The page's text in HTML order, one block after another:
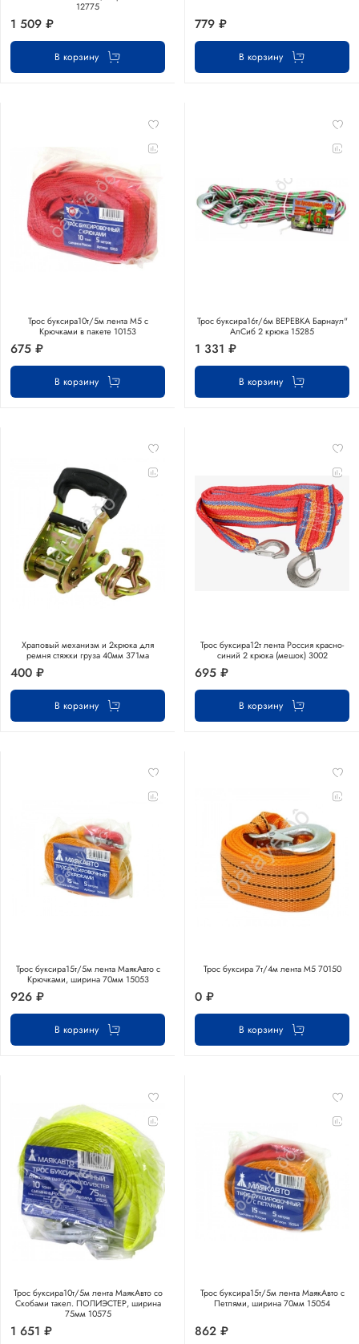
12775
1 509 ₽
В корзину
779 ₽
В корзину
Трос буксира10т/5м лента М5 с
Крючками в пакете 10153
675 ₽
В корзину
Трос буксира16т/6м ВЕРЕВКА Барнаул"
АлСиб 2 крюка 15285
1 331 ₽
В корзину
Храповый механизм и 2крюка для
ремня стяжки груза 40мм 371ма
400 ₽
В корзину
Трос буксира12т лента Россия красно-
синий 2 крюка (мешок) 3002
695 ₽
В корзину
Трос буксира15т/5м лента МаякАвто с
Крючками, ширина 70мм 15053
926 ₽
В корзину
Трос буксира 7т/4м лента М5 70150
0 ₽
В корзину
Трос буксира10т/5м лента МаякАвто со
Скобами такел. ПОЛИЭСТЕР, ширина
75мм 10575
1 651 ₽
Трос буксира15т/5м лента МаякАвто с
Петлями, ширина 70мм 15054
862 ₽